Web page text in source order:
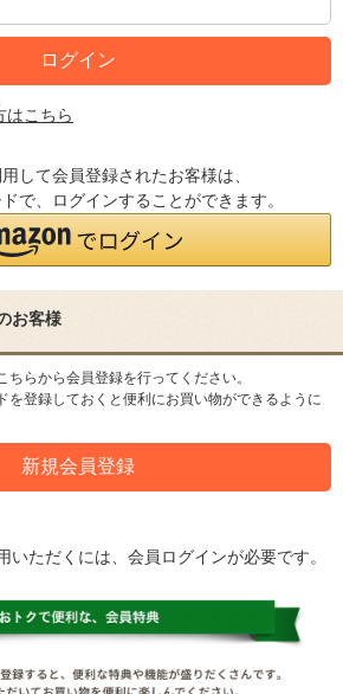
はこちら
して会員登録されたお客様は、
で、ログインすることができます。
お客様
らから会員登録を行ってください。
を登録しておくと便利にお買い物ができるように
ただくには、会員ログインが必要です。